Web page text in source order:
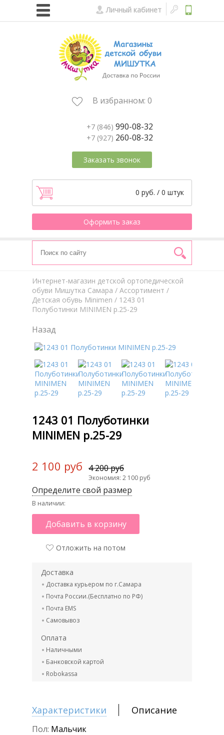
Личный кабинет
В избранном: 0
+7 (846) 990-08-32
+7 (927) 260-08-32
Заказать звонок
0 руб. / 0 штук
Оформить заказ
Интернет-магазин детской ортопедической
обуви Мишутка Самара / Aссортимент /
Детская обувь Minimen / 1243 01
Полуботинки MINIMEN р.25-29
Назад
1243 01 Полуботинки
MINIMEN р.25-29
2 100 руб 4 200 руб
Экономия: 2 100 руб
Определите свой размер
В наличии:
Добавить в корзину
Отложить на потом
Доставка
Доставка курьером по г.Самара
Почта России.(Бесплатно по РФ)
Почта EMS
Самовывоз
Оплата
Наличными
Банковской картой
Robokassa
Характеристики Описание
Пол: Мальчик